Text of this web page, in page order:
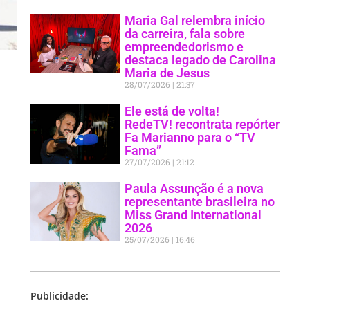
Maria Gal relembra início
da carreira, fala sobre
empreendedorismo e
destaca legado de Carolina
Maria de Jesus
28/07/2026 21:37
Ele está de volta!
RedeTV! recontrata repórter
Fa Marianno para o “TV
Fama”
27/07/2026 21:12
Paula Assunção é a nova
representante brasileira no
Miss Grand International
2026
25/07/2026 16:46
Publicidade: